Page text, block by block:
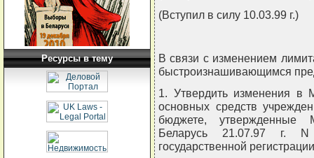
Ресурсы в тему
(Вступил в силу 10.03.99 г.)
В связи с изменением
быстроизнашивающимся
1. Утвердить изменения в
основных средств
бюджете, утвержденные
Беларусь 21.07.97 г.
государственной